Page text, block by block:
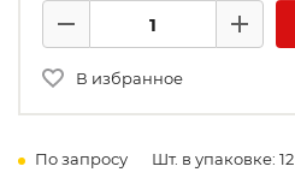
Минус
Плюс
В избранное
По запросу Шт. в упаковке: 12